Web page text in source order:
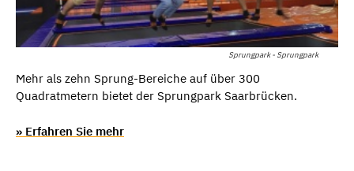
Sprungpark - Sprungpark
Mehr als zehn Sprung-Bereiche auf über 300
Quadratmetern bietet der Sprungpark Saarbrücken.
» Erfahren Sie mehr